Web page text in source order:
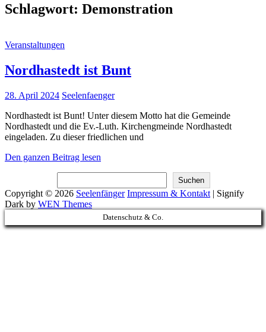
Schlagwort: Demonstration
Cat
Veranstaltungen
Nordhastedt ist Bunt
Posted
28. April 2024 Seelenfaenger
Nordhastedt ist Bunt! Unter diesem Motto hat die Gemeinde
Nordhastedt und die Ev.-Luth. Kirchengmeinde Nordhastedt
eingeladen. Zu dieser friedlichen und
Den ganzen Beitrag lesen
Suchen
Copyright © 2026 Seelenfänger Impressum & Kontakt | Signify
Dark by WEN Themes
Scroll
Up
Datenschutz & Co.